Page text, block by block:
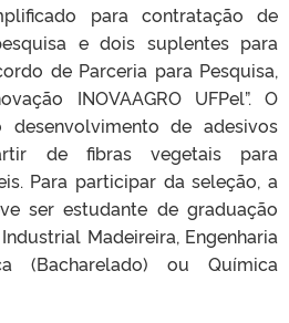
para contratação de
e dois suplentes para
de Parceria para Pesquisa,
INOVAAGRO UFPel”. O
de adesivos
de fibras vegetais para
Para participar da seleção, a
ser estudante de graduação
Madeireira, Engenharia
(Bacharelado) ou Química